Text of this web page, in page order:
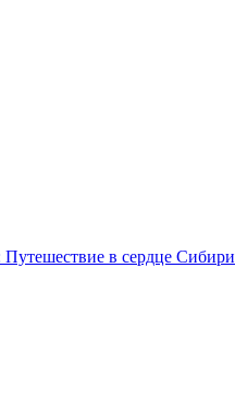
в сердце Сибири